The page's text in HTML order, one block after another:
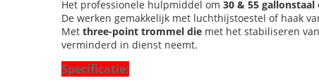
Het professionele hulpmiddel om 30 & 55
De werken gemakkelijk met luchthijstoestel of haak
Met three-point trommel die met het stabiliseren
verminderd in dienst neemt.
Specificatie: